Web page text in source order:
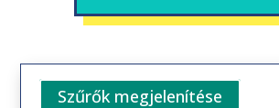
Szűrők megjelenítése